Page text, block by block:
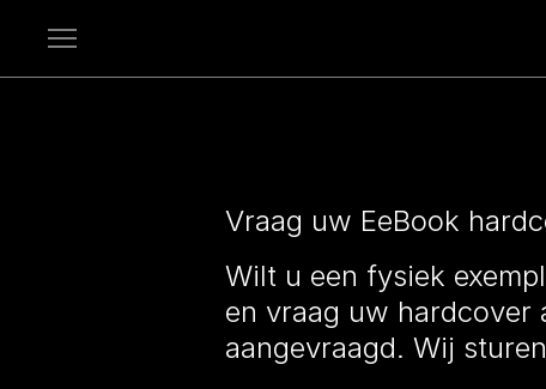
Open
Vraag uw EeBook
Wilt u een fysiek
en vraag uw hardcover
aangevraagd. Wij